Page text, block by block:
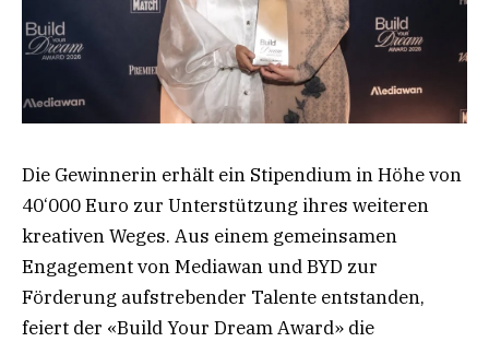
Die Gewinnerin erhält ein Stipendium in Höhe von
40‘000 Euro zur Unterstützung ihres weiteren
kreativen Weges. Aus einem gemeinsamen
Engagement von Mediawan und BYD zur
Förderung aufstrebender Talente entstanden,
feiert der «Build Your Dream Award» die